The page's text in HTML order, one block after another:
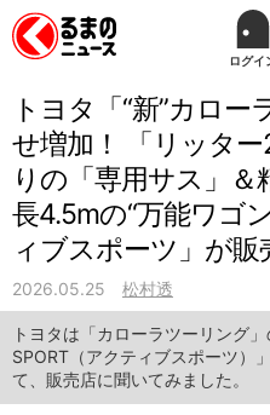
ログイ
トヨタ「“新”カロ
せ増加！ 「リッタ
りの「専用サス」＆
長4.5mの“万能ワゴ
ィブスポーツ」が販
2026.05.25 松村透
トヨタは「カローラツーリング
SPORT（アクティブスポーツ）
て、販売店に聞いてみました。